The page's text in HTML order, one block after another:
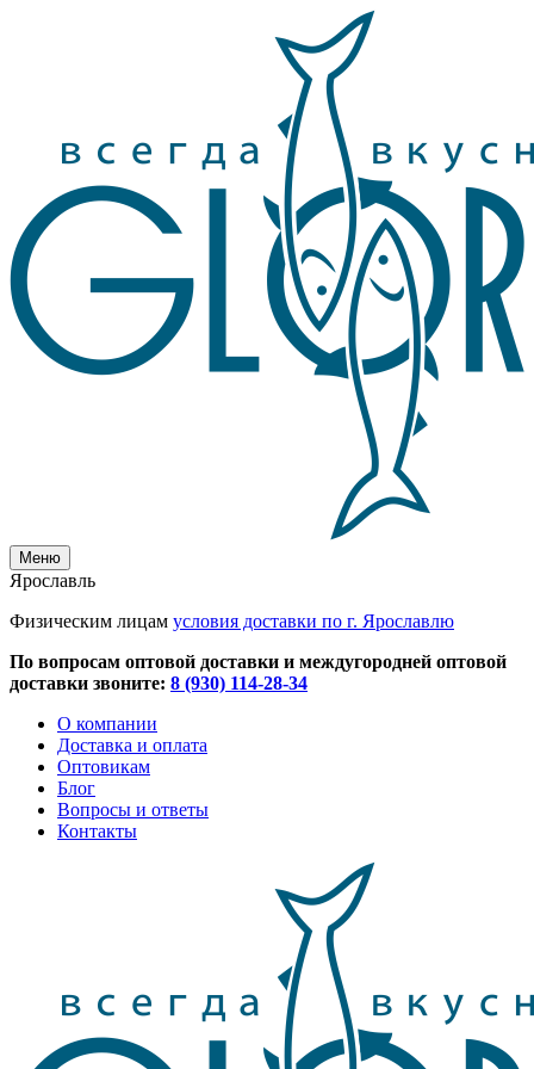
Меню
Ярославль
Физическим лицам условия доставки по г. Ярославлю
По вопросам оптовой доставки и междугородней оптовой
доставки звоните: 8 (930) 114-28-34
О компании
Доставка и оплата
Оптовикам
Блог
Вопросы и ответы
Контакты